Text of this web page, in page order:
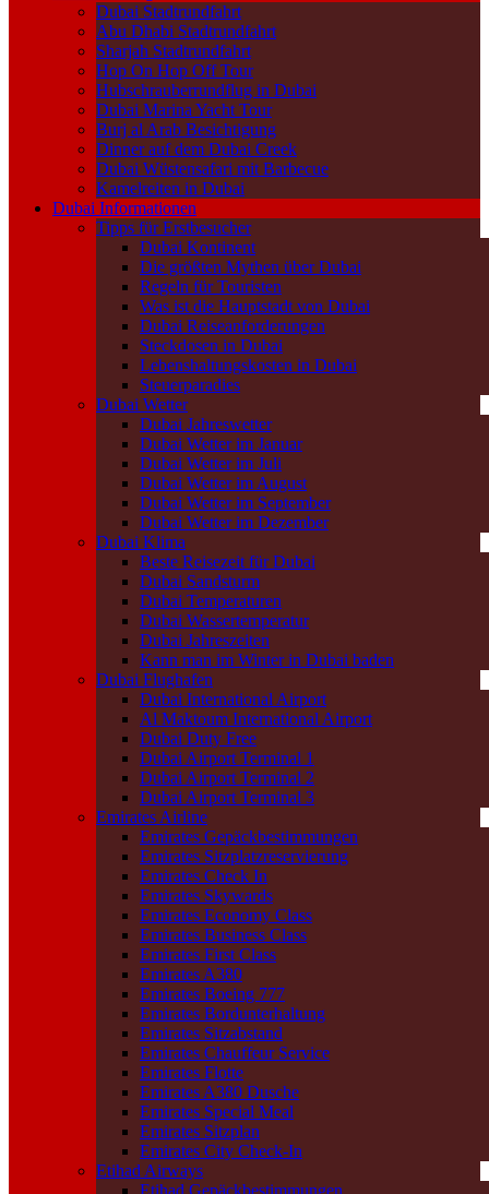
Dubai Stadtrundfahrt
Abu Dhabi Stadtrundfahrt
Sharjah Stadtrundfahrt
Hop On Hop Off Tour
Hubschrauberrundflug in Dubai
Dubai Marina Yacht Tour
Burj al Arab Besichtigung
Dinner auf dem Dubai Creek
Dubai Wüstensafari mit Barbecue
Kamelreiten in Dubai
Dubai Informationen
Tipps für Erstbesucher
Dubai Kontinent
Die größten Mythen über Dubai
Regeln für Touristen
Was ist die Hauptstadt von Dubai
Dubai Reiseanforderungen
Steckdosen in Dubai
Lebenshaltungskosten in Dubai
Steuerparadies
Dubai Wetter
Dubai Jahreswetter
Dubai Wetter im Januar
Dubai Wetter im Juli
Dubai Wetter im August
Dubai Wetter im September
Dubai Wetter im Dezember
Dubai Klima
Beste Reisezeit für Dubai
Dubai Sandsturm
Dubai Temperaturen
Dubai Wassertemperatur
Dubai Jahreszeiten
Kann man im Winter in Dubai baden
Dubai Flughafen
Dubai International Airport
Al Maktoum International Airport
Dubai Duty Free
Dubai Airport Terminal 1
Dubai Airport Terminal 2
Dubai Airport Terminal 3
Emirates Airline
Emirates Gepäckbestimmungen
Emirates Sitzplatzreservierung
Emirates Check In
Emirates Skywards
Emirates Economy Class
Emirates Business Class
Emirates First Class
Emirates A380
Emirates Boeing 777
Emirates Bordunterhaltung
Emirates Sitzabstand
Emirates Chauffeur Service
Emirates Flotte
Emirates A380 Dusche
Emirates Special Meal
Emirates Sitzplan
Emirates City Check-In
Etihad Airways
Etihad Gepäckbestimmungen